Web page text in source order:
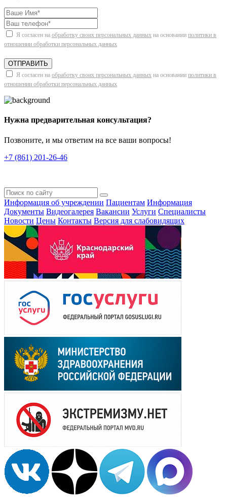
Я согласен на обработку своих персональных данных на основании политики в
отношении обработки персональных данных
ОТПРАВИТЬ
Я согласен на обработку своих персональных данных на основании политики в
отношении обработки персональных данных
Нужна предварительная консультация?
Позвоните, и мы ответим на все ваши вопросы!
+7 (861) 201-26-46
Информация об учреждении Пациентам Информация
Документы Видеогалерея Вакансии Услуги Специалисты
Новости Цены Контакты Версия для слабовидящих